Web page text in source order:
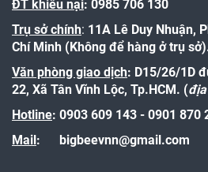
ĐT khiếu nại: 0985 706 130
Trụ sở chính: 11A Lê Duy Nhuận,
Chí Minh (Không để hàng ở trụ
Văn phòng giao dịch: D15/26/1D
22, Xã Tân Vĩnh Lộc, Tp.HCM. (
Hotline: 0903 609 143 - 0901 870
Mail: bigbeevnn@gmail.com